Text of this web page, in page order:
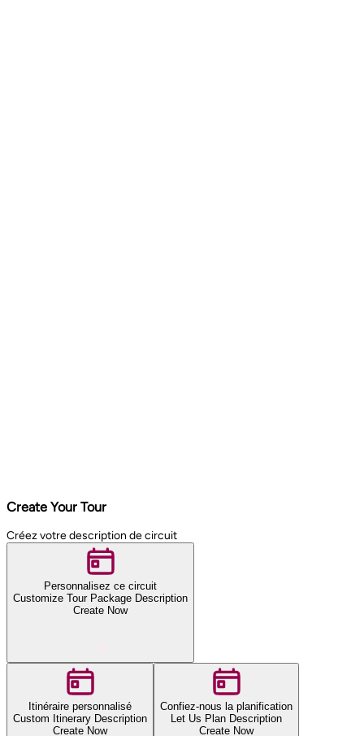
Create Your Tour
Créez votre description de circuit
Personnalisez ce circuit
Customize Tour Package Description
Create Now
Itinéraire personnalisé
Custom Itinerary Description
Create Now
Confiez-nous la planification
Let Us Plan Description
Create Now